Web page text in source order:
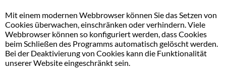
Mit einem modernen Webbrowser können Sie das Setzen von
Cookies überwachen, einschränken oder verhindern. Viele
Webbrowser können so konfiguriert werden, dass Cookies
beim Schließen des Programms automatisch gelöscht werden.
Bei der Deaktivierung von Cookies kann die Funktionalität
unserer Website eingeschränkt sein.